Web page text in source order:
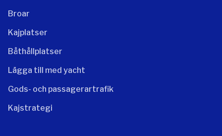
Broar
Kajplatser
Båthållplatser
Lägga till med yacht
Gods- och passagerartrafik
Kajstrategi